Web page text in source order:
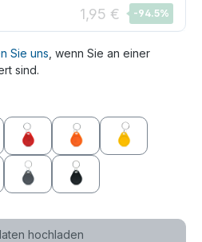
1,95 € -94.5%
Sie uns , wenn Sie an einer
sind.
rot orange gelb
grau schwarz
hochladen